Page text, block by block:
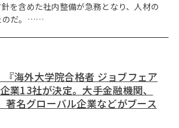
を含めた社内整備が急務となり、人材の
のだ。……
海外大学院合格者 ジョブフェア
業13社が決定。大手金融機関、
著名グローバル企業などがブース